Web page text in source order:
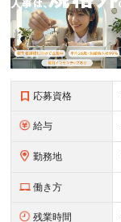
応募資格
給与
勤務地
働き方
残業時間